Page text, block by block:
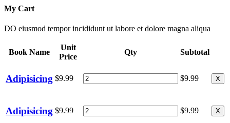
My Cart
DO eiusmod tempor incididunt ut labore et dolore magna aliqua
Book Name
Unit
Price
Qty Subtotal
Adipisicing $9.99 $9.99 X
Adipisicing $9.99 $9.99 X